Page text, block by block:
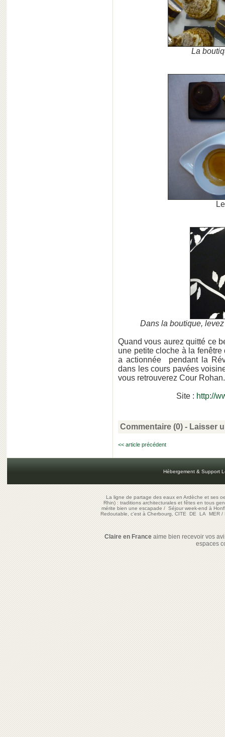
La
Dans la boutique,
Quand vous aurez quitté ce
une petite cloche à la
a actionnée pendant la
dans les cours pavées
vous retrouverez Cour
Site : http://
Commentaire (0) - Laisser
<< article précédent
Hébergement & Support
La ligne de partage des eaux en Ardèche et ses
Rhin) : traditions architecturales et fêtes en tous
mérite bien une escapade/Séjour week-end à
Redoutable, c'est à Cherbourg, CITE DE LA MER/
Claire en Franceaime bien recevoir vos
espaces